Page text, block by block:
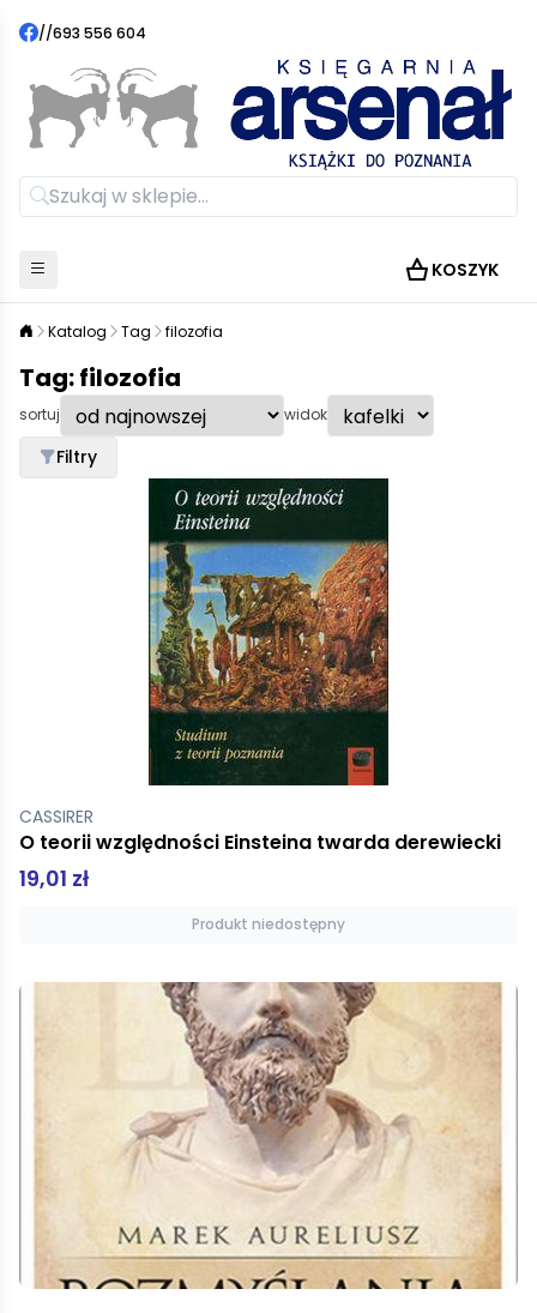
//693 556 604
KOSZYK
Katalog Tag filozofia
Tag: filozofia
sortuj widok
Filtry
CASSIRER
O teorii względności Einsteina twarda derewiecki
19,01 zł
Produkt niedostępny